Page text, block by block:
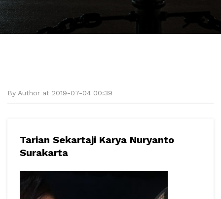
By Author at 2019-07-04 00:39
Tarian Sekartaji Karya Nuryanto
Surakarta